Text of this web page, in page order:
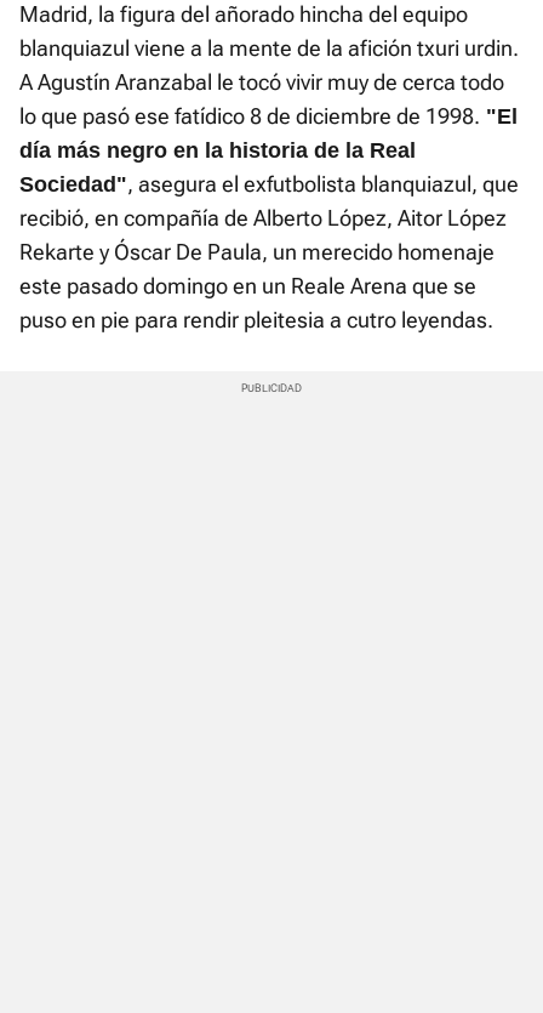
Madrid, la figura del añorado hincha del equipo
blanquiazul viene a la mente de la afición txuri urdin.
A Agustín Aranzabal le tocó vivir muy de cerca todo
lo que pasó ese fatídico 8 de diciembre de 1998. "El
día más negro en la historia de la Real
Sociedad", asegura el exfutbolista blanquiazul, que
recibió, en compañía de Alberto López, Aitor López
Rekarte y Óscar De Paula, un merecido homenaje
este pasado domingo en un Reale Arena que se
puso en pie para rendir pleitesia a cutro leyendas.